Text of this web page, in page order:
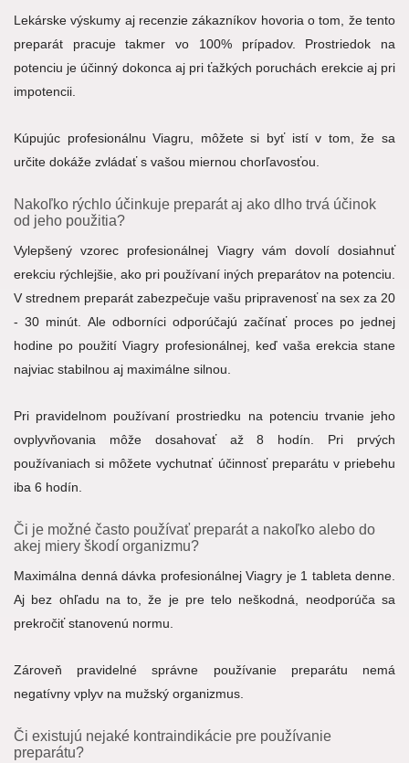
Lekárske výskumy aj recenzie zákazníkov hovoria o tom, že tento
preparát pracuje takmer vo 100% prípadov. Prostriedok na
potenciu je účinný dokonca aj pri ťažkých poruchách erekcie aj pri
impotencii.
Kúpujúc profesionálnu Viagru, môžete si byť istí v tom, že sa
určite dokáže zvládať s vašou miernou chorľavosťou.
Nakoľko rýchlo účinkuje preparát aj ako dlho trvá účinok
od jeho použitia?
Vylepšený vzorec profesionálnej Viagry vám dovolí dosiahnuť
erekciu rýchlejšie, ako pri používaní iných preparátov na potenciu.
V strednem preparát zabezpečuje vašu pripravenosť na sex za 20
- 30 minút. Ale odborníci odporúčajú začínať proces po jednej
hodine po použití Viagry profesionálnej, keď vaša erekcia stane
najviac stabilnou aj maximálne silnou.
Pri pravidelnom používaní prostriedku na potenciu trvanie jeho
ovplyvňovania môže dosahovať až 8 hodín. Pri prvých
používaniach si môžete vychutnať účinnosť preparátu v priebehu
iba 6 hodín.
Či je možné často používať preparát a nakoľko alebo do
akej miery škodí organizmu?
Maximálna denná dávka profesionálnej Viagry je 1 tableta denne.
Aj bez ohľadu na to, že je pre telo neškodná, neodporúča sa
prekročiť stanovenú normu.
Zároveň pravidelné správne používanie preparátu nemá
negatívny vplyv na mužský organizmus.
Či existujú nejaké kontraindikácie pre používanie
preparátu?